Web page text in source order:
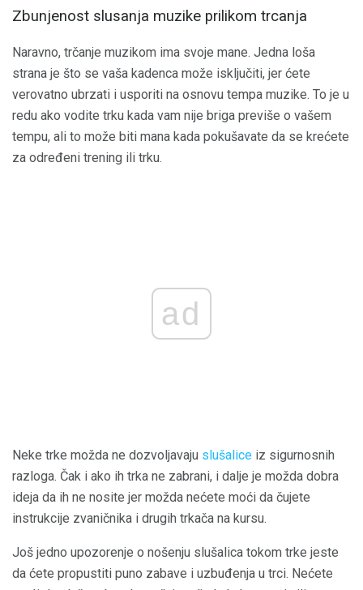
Zbunjenost slusanja muzike prilikom trcanja
Naravno, trčanje muzikom ima svoje mane. Jedna loša
strana je što se vaša kadenca može isključiti, jer ćete
verovatno ubrzati i usporiti na osnovu tempa muzike. To je u
redu ako vodite trku kada vam nije briga previše o vašem
tempu, ali to može biti mana kada pokušavate da se krećete
za određeni trening ili trku.
ad
Neke trke možda ne dozvoljavaju slušalice iz sigurnosnih
razloga. Čak i ako ih trka ne zabrani, i dalje je možda dobra
ideja da ih ne nosite jer možda nećete moći da čujete
instrukcije zvaničnika i drugih trkača na kursu.
Još jedno upozorenje o nošenju slušalica tokom trke jeste
da ćete propustiti puno zabave i uzbuđenja u trci. Nećete